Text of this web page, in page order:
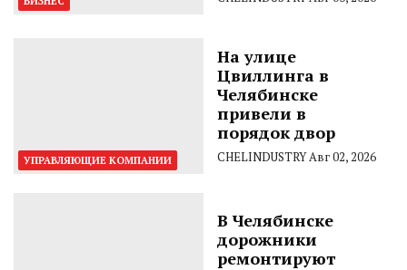
УПРАВЛЯЮЩИЕ КОМПАНИИ
На улице
Цвиллинга в
Челябинске
привели в
порядок двор
CHELINDUSTRYАвг 02, 2026
В Челябинске
дорожники
ремонтируют